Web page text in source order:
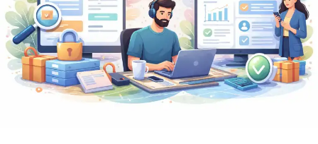
po
których
poznasz
słabego
wykonawce